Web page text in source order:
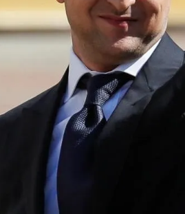
Рассчитывать Украинцы За
США Запрет На Асбест Приняли
Украинцев Стаканами За